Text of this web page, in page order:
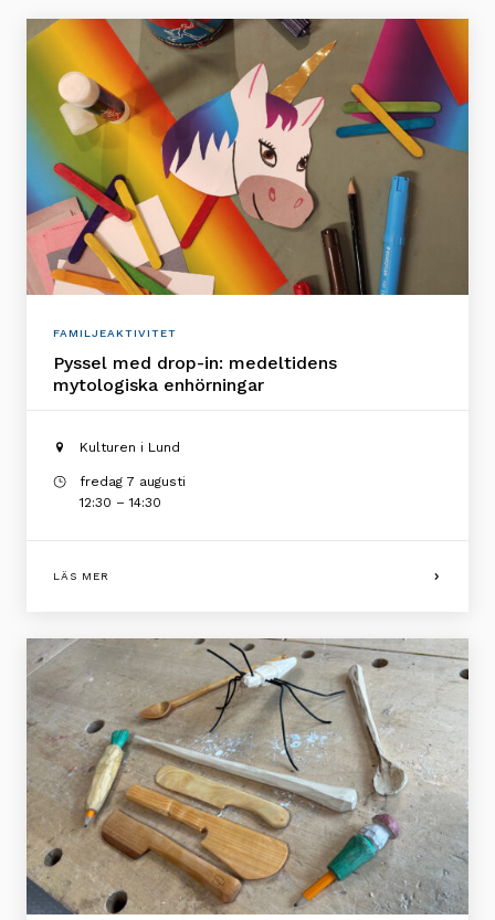
FAMILJEAKTIVITET
Pyssel med drop-in: medeltidens
mytologiska enhörningar
Kulturen i Lund
fredag 7 augusti
12:30 – 14:30
LÄS MER